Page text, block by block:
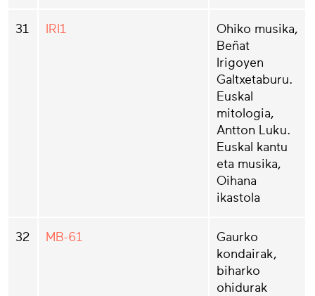
31 IRI1
Ohiko musika,
Beñat
Irigoyen
Galtxetaburu.
Euskal
mitologia,
Antton Luku.
Euskal kantu
eta musika,
Oihana
ikastola
32 MB-61
Gaurko
kondairak,
biharko
ohidurak